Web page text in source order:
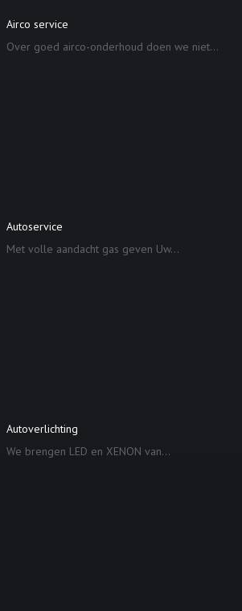
Airco service
Over goed airco-onderhoud doen we niet...
Autoservice
Met volle aandacht gas geven Uw...
Autoverlichting
We brengen LED en XENON van...